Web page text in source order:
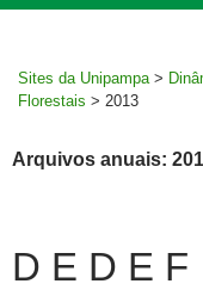
Sites da Unipampa >
Florestais > 2013
Arquivos anuais:
D E D E F